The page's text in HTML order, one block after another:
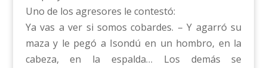
Uno de los agresores le contestó:
Ya vas a ver si somos cobardes. – Y agarró su
maza y le pegó a Isondú en un hombro, en la
cabeza, en la espalda… Los demás se